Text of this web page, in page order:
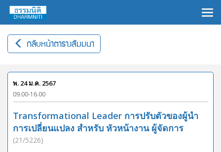
กลับหน้าตารางสัมมนา
พ. 24 ม.ค. 2567
09.00-16.00
Transformational Leader การปรับตัวของผู้นำ
การเปลี่ยนแปลง สำหรับ หัวหน้างาน ผู้จัดการ
(21/5226)
×